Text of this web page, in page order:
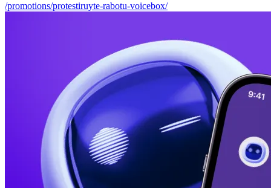
/promotions/protestiruyte-rabotu-voicebox/